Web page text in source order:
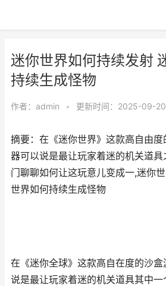
迷你世界如何持续发射
持续生成怪物
作者： admin • 更新时间：2025-09-20
摘要：在《迷你世界》这款高自由
器可以说是最让玩家着迷的机关道
门聊聊如何让这玩意儿变成一,迷你
世界如何持续生成怪物
在《迷你全球》这款高自在度的沙
说是最让玩家着迷的机关道具其中